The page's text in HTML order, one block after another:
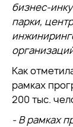
бизнес-
парки,
Как
рамках
200 тыс.
- В рамках